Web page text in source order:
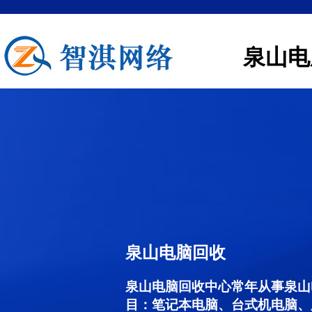
泉山
泉山电脑回收
泉山电脑回收中心常年从事泉
目：笔记本电脑、台式机电脑